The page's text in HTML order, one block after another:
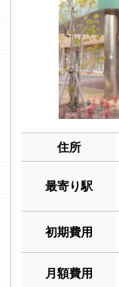
住所
最寄り駅
初期費用
月額費用